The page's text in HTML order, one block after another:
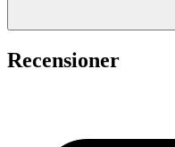
Recensioner